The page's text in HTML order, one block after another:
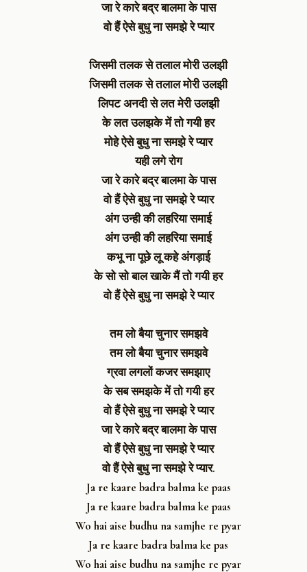
जा रे कारे बद्र बालमा के पास
वो हैं ऐसे बुधु ना समझे रे प्यार
जिसमी तलक से तलाल मोरी उलझी
जिसमी तलक से तलाल मोरी उलझी
लिपट अनदी से लत मेरी उलझी
के लत उलझके में तो गयी हर
मोहे ऐसे बुधु ना समझे रे प्यार
यही लगे रोग
जा रे कारे बद्र बालमा के पास
वो हैं ऐसे बुधु ना समझे रे प्यार
अंग उन्ही की लहरिया समाई
अंग उन्ही की लहरिया समाई
कभू ना पूछे लू कहे अंगड़ाई
के सो सो बाल खाके मैं तो गयी हर
वो हैं ऐसे बुधु ना समझे रे प्यार
तम लो बैया चुनार समझवे
तम लो बैया चुनार समझवे
ग्रवा लगलों कजर समझाए
के सब समझके में तो गयी हर
वो हैं ऐसे बुधु ना समझे रे प्यार
जा रे कारे बद्र बालमा के पास
वो हैं ऐसे बुधु ना समझे रे प्यार
वो हैं ऐसे बुधु ना समझे रे प्यार.
Ja re kaare badra balma ke paas
Ja re kaare badra balma ke paas
Wo hai aise budhu na samjhe re pyar
Ja re kaare badra balma ke pas
Wo hai aise budhu na samjhe re pyar